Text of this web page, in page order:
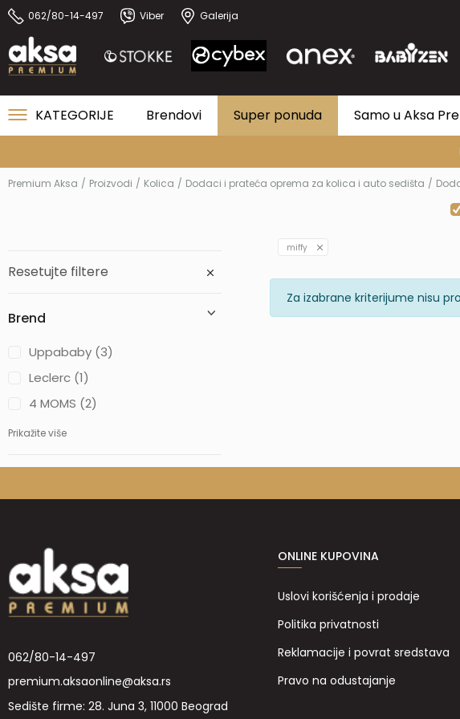
062/80-14-497 Viber Galerija
KATEGORIJE Brendovi Super ponuda Samo u Aksa
Premium Aksa Proizvodi Kolica Dodaci i prateća oprema za kolica i auto sedišta
Resetujte filtere
Brend
Uppababy (3)
Leclerc (1)
4 MOMS (2)
Prikažite više
miffy
Za izabrane kriterijume nisu
062/80-14-497
premium.aksaonline@aksa.rs
Sedište firme: 28. Juna 3, 11000 Beograd
ONLINE KUPOVINA
Uslovi korišćenja i prodaje
Politika privatnosti
Reklamacije i povrat sredstava
Pravo na odustajanje